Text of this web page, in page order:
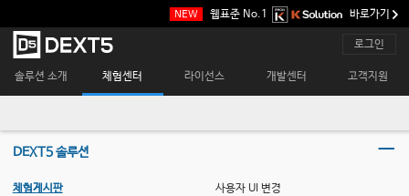
메
뉴
솔루션 소개 체험센터 라이선스 개발센터 고객지원
로그인
NEW 웹표준 No.1 바로가기
DEXT5 솔루션
체험게시판 사용자 UI 변경